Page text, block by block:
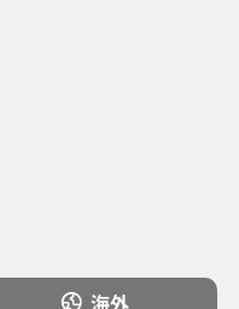
海外